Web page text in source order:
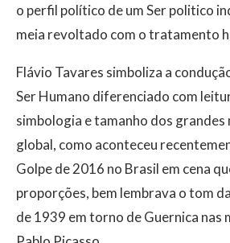
o perfil político de um Ser politico
meia revoltado com o tratamento
Flávio Tavares simboliza a
Ser Humano diferenciado com
simbologia e tamanho dos
global, como aconteceu
Golpe de 2016 no Brasil em cena
proporções, bem lembrava o tom
de 1939 em torno de Guernica nas